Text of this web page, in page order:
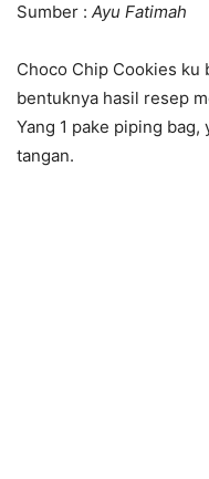
Sumber : Ayu Fatimah
Choco Chip Cookies ku
bentuknya hasil resep
Yang 1 pake piping bag,
tangan.